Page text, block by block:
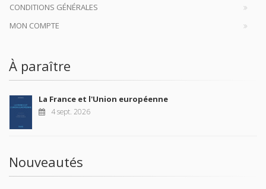
CONDITIONS GÉNÉRALES
MON COMPTE
À paraître
La France et l'Union européenne
4 sept. 2026
Nouveautés